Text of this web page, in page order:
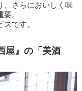
、さらにおいしく味
。
です。
屋』の「美酒